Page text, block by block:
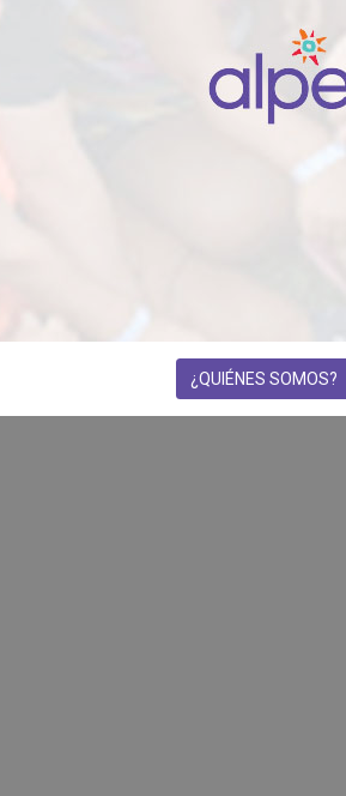
¿QUIÉNES SOMOS?